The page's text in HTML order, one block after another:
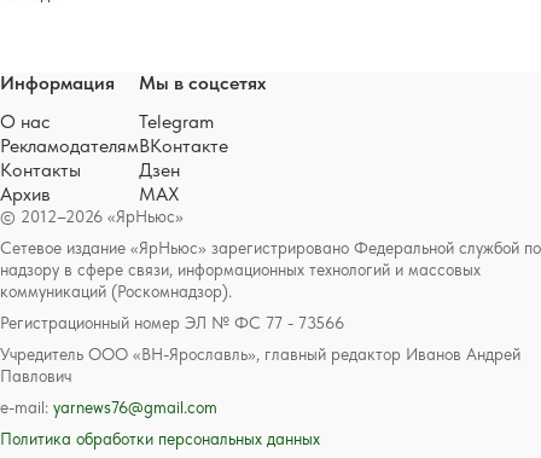
© 2012–2026 «ЯрНьюс»
Сетевое издание «ЯрНьюс» зарегистрировано Федеральной службой по
надзору в сфере связи, информационных технологий и массовых
коммуникаций (Роскомнадзор).
Регистрационный номер ЭЛ № ФС 77 - 73566
Учредитель ООО «ВН-Ярославль», главный редактор Иванов Андрей
Павлович
e-mail: yarnews76@gmail.com
Политика обработки персональных данных
Информация
О нас
Рекламодателям
Контакты
Архив
Мы в соцсетях
Telegram
ВКонтакте
Дзен
MAX